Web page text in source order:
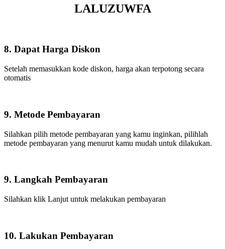
LALUZUWFA
8. Dapat Harga Diskon
Setelah memasukkan kode diskon, harga akan terpotong secara
otomatis
9. Metode Pembayaran
Silahkan pilih metode pembayaran yang kamu inginkan, pilihlah
metode pembayaran yang menurut kamu mudah untuk dilakukan.
9. Langkah Pembayaran
Silahkan klik Lanjut untuk melakukan pembayaran
10. Lakukan Pembayaran